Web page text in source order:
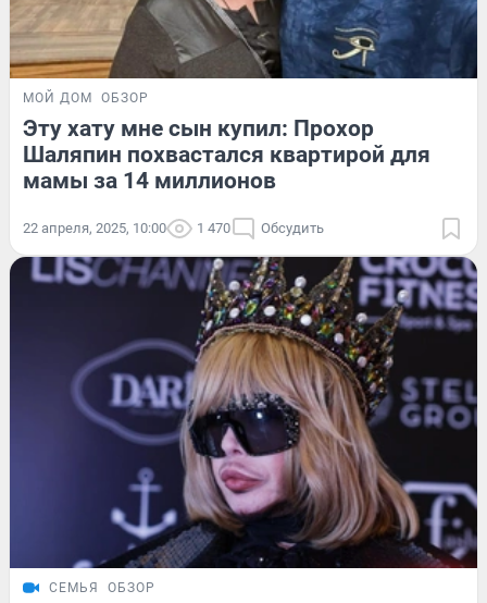
МОЙ ДОМ ОБЗОР
Эту хату мне сын купил: Прохор
Шаляпин похвастался квартирой для
мамы за 14 миллионов
22 апреля, 2025, 10:00 1 470 Обсудить
СЕМЬЯ ОБЗОР